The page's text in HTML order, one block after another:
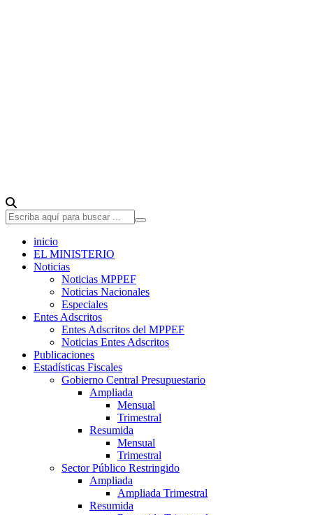
inicio
EL MINISTERIO
Noticias
Noticias MPPEF
Noticias Nacionales
Especiales
Entes Adscritos
Entes Adscritos del MPPEF
Noticias Entes Adscritos
Publicaciones
Estadísticas Fiscales
Gobierno Central Presupuestario
Ampliada
Mensual
Trimestral
Resumida
Mensual
Trimestral
Sector Público Restringido
Ampliada
Ampliada Trimestral
Resumida